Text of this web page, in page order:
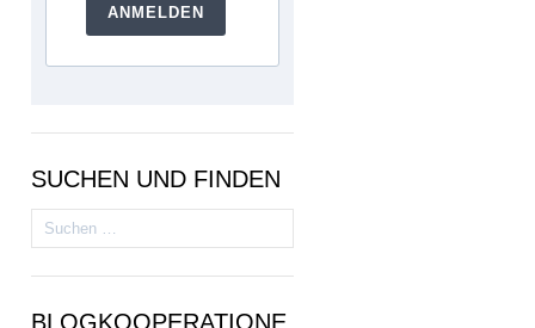
ANMELDEN
SUCHEN UND FINDEN
Suchen
nach:
BLOGKOOPERATIONE